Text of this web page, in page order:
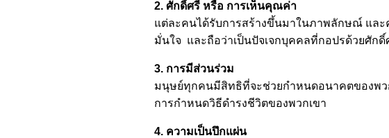
2. ศักดิ์ศรี หรือ การเห็นคุณค่า
แต่ละคนได้รับการสร้างขึ้นมาในภาพลักษณ์ แล
มั่นใจ และถือว่าเป็นปัจเจกบุคคลที่กอปรด้วยศักดิ์
3. การมีส่วนร่วม
มนุษย์ทุกคนมีสิทธิที่จะช่วยกำหนดอนาคตของพว
การกำหนดวิธีดำรงชีวิตของพวกเขา
4. ความเป็นปึกแผ่น